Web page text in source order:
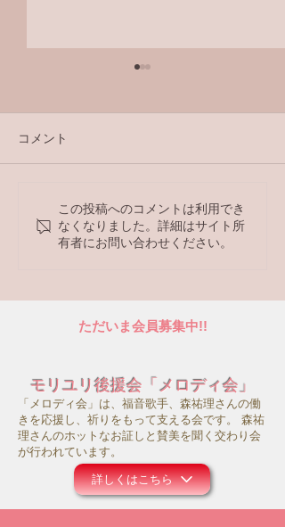
ラジオ番組
コメント
この投稿へのコメントは利用でき
なくなりました。詳細はサイト所
有者にお問い合わせください。
ただいま会員募集中!!
モリユリ後援会「メロディ会」
「メロディ会」は、福音歌手、森祐理さんの働
きを応援し、祈りをもって支える会です。 森祐
理さんのホットなお証しと賛美を聞く交わり会
が行われています。
詳しくはこちら